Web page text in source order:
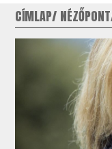
CÍMLAP NÉZŐPONT